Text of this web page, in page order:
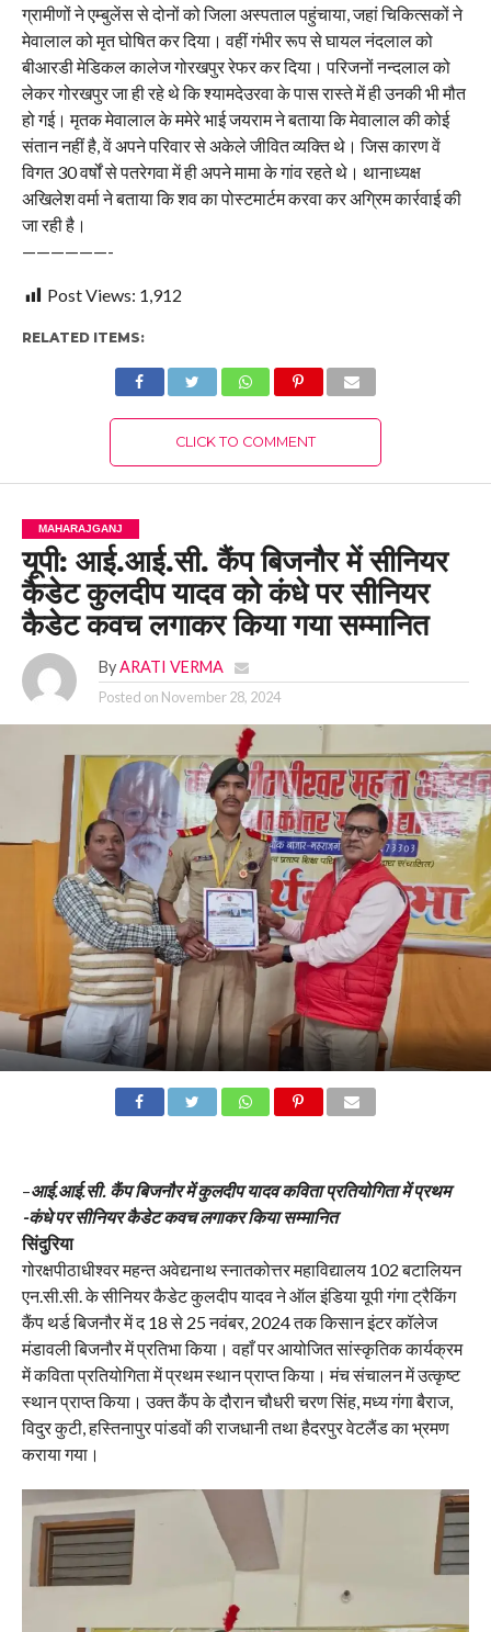
ग्रामीणों ने एम्बुलेंस से दोनों को जिला अस्पताल पहुंचाया, जहां चिकित्सकों ने
मेवालाल को मृत घोषित कर दिया। वहीं गंभीर रूप से घायल नंदलाल को
बीआरडी मेडिकल कालेज गोरखपुर रेफर कर दिया। परिजनों नन्दलाल को
लेकर गोरखपुर जा ही रहे थे कि श्यामदेउरवा के पास रास्ते में ही उनकी भी मौत
हो गई। मृतक मेवालाल के ममेरे भाई जयराम ने बताया कि मेवालाल की कोई
संतान नहीं है, वें अपने परिवार से अकेले जीवित व्यक्ति थे। जिस कारण वें
विगत 30 वर्षों से पतरेगवा में ही अपने मामा के गांव रहते थे। थानाध्यक्ष
अखिलेश वर्मा ने बताया कि शव का पोस्टमार्टम करवा कर अग्रिम कार्रवाई की
जा रही है।
——————-
Post Views: 1,912
RELATED ITEMS:
CLICK TO COMMENT
MAHARAJGANJ
यूपी: आई.आई.सी. कैंप बिजनौर में सीनियर
कैडेट कुलदीप यादव को कंधे पर सीनियर
कैडेट कवच लगाकर किया गया सम्मानित
By ARATI VERMA
Posted on November 28, 2024
–आई.आई.सी. कैंप बिजनौर में कुलदीप यादव कविता प्रतियोगिता में प्रथम
-कंधे पर सीनियर कैडेट कवच लगाकर किया सम्मानित
सिंदुरिया
गोरक्षपीठाधीश्वर महन्त अवेद्यनाथ स्नातकोत्तर महाविद्यालय 102 बटालियन
एन.सी.सी. के सीनियर कैडेट कुलदीप यादव ने ऑल इंडिया यूपी गंगा ट्रैकिंग
कैंप थर्ड बिजनौर में द 18 से 25 नवंबर, 2024 तक किसान इंटर कॉलेज
मंडावली बिजनौर में प्रतिभा किया। वहाँ पर आयोजित सांस्कृतिक कार्यक्रम
में कविता प्रतियोगिता में प्रथम स्थान प्राप्त किया। मंच संचालन में उत्कृष्ट
स्थान प्राप्त किया। उक्त कैंप के दौरान चौधरी चरण सिंह, मध्य गंगा बैराज,
विदुर कुटी, हस्तिनापुर पांडवों की राजधानी तथा हैदरपुर वेटलैंड का भ्रमण
कराया गया।